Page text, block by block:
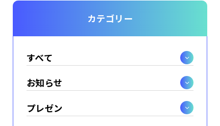
カテゴリー
すべて
お知らせ
プレゼン